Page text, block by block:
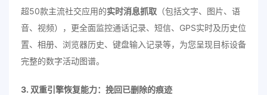
超50款主流社交应用的实时消息抓取 （包括文字、图片、语
音、视频），更全面监控通话记录、短信、GPS实时及历史位
置、相册、浏览器历史、键盘输入记录等，为您呈现目标设备
完整的数字活动图谱。
3. 双重引擎恢复能力：挽回已删除的痕迹